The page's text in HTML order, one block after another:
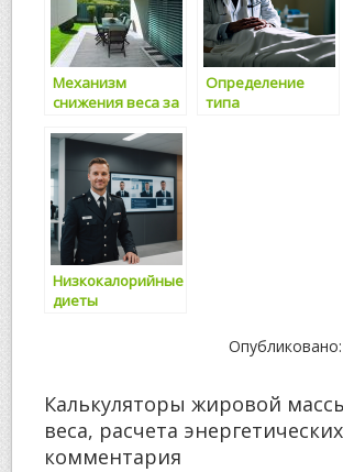
Mеханизм
снижения веса за
Определение
типа
Низкокалорийные
диеты
Калькуляторы жировой
веса, расчета
комментария